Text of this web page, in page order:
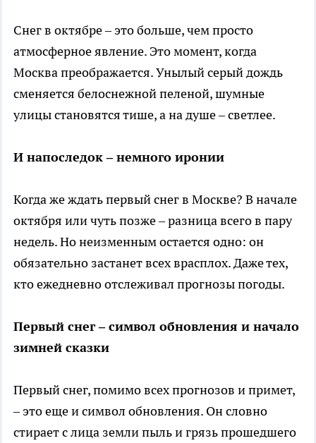
Снег в октябре – это больше, чем просто
атмосферное явление. Это момент, когда
Москва преображается. Унылый серый дождь
сменяется белоснежной пеленой, шумные
улицы становятся тише, а на душе – светлее.
И напоследок – немного иронии
Когда же ждать первый снег в Москве? В начале
октября или чуть позже – разница всего в пару
недель. Но неизменным остается одно: он
обязательно застанет всех врасплох. Даже тех,
кто ежедневно отслеживал прогнозы погоды.
Первый снег – символ обновления и начало
зимней сказки
Первый снег, помимо всех прогнозов и примет,
– это еще и символ обновления. Он словно
стирает с лица земли пыль и грязь прошедшего